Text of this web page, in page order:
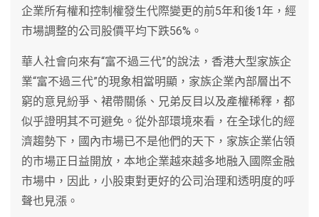
企業所有權和控制權發生代際變更的前5年和後1年，經
市場調整的公司股價平均下跌56%。
華人社會向來有“富不過三代”的說法，香港大型家族企
業“富不過三代”的現象相當明顯，家族企業內部層出不
窮的意見紛爭、裙帶關係、兄弟反目以及產權稀釋，都
似乎證明其不可避免。從外部環境來看，在全球化的經
濟趨勢下，國內市場已不是他們的天下，家族企業佔領
的市場正日益開放，本地企業越來越多地融入國際金融
市場中，因此，小股東對更好的公司治理和透明度的呼
聲也見漲。